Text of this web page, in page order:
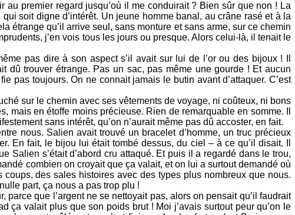
au premier regard jusqu’où il me conduirait ? Bien sûr que non ! La
soit digne d’intérêt. Un jeune homme banal, au crâne rasé et à la
étrange qu’il arrive seul, sans monture et sans arme, sur ce chemin
j’en vois tous les jours ou presque. Alors celui-là, il tenait le
pas dire à son aspect s’il avait sur lui de l’or ou des bijoux ! Il
dû trouver étrange. Pas un sac, pas même une gourde ! Et aucun
pas toujours. On ne connait jamais le butin avant d’attaquer. C’est
sur le chemin avec ses vêtements de voyage, ni coûteux, ni bons
mais en étoffe moins précieuse. Rien de remarquable en somme. Il
sans intérêt, qu’on n’aurait même pas dû accoster, en fait.
nous. Salien avait trouvé un bracelet d’homme, un truc précieux
En fait, le bijou lui était tombé dessus, du ciel – à ce qu’il disait. Il
Salien s’était d’abord cru attaqué. Et puis il a regardé dans le trou,
combien on croyait que ça valait, et on lui a surtout demandé où
des sales histoires avec des types plus nombreux que nous.
part, ça nous a pas trop plu !
parce que l’argent ne se nettoyait pas, alors on pensait qu’il faudrait
ça valait plus que son poids brut ! Moi j’avais surtout peur qu’on le